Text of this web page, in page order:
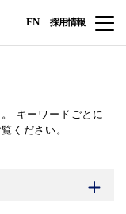
EN 採用情報
キーワードごとに
ください。